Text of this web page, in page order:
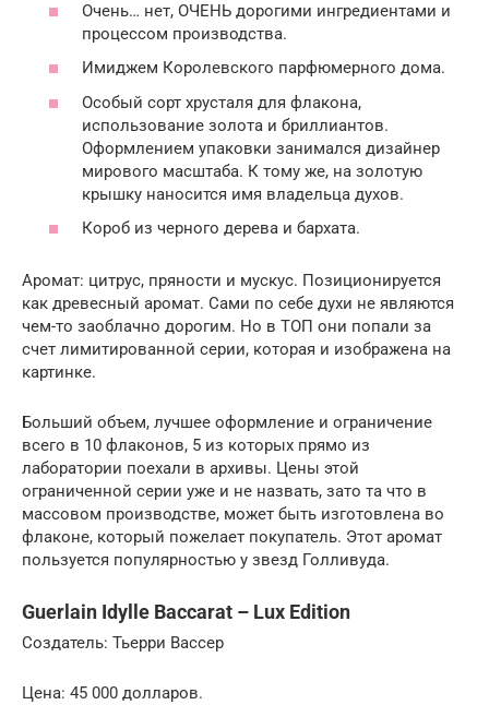
Очень… нет, ОЧЕНЬ дорогими ингредиентами и
процессом производства.
Имиджем Королевского парфюмерного дома.
Особый сорт хрусталя для флакона,
использование золота и бриллиантов.
Оформлением упаковки занимался дизайнер
мирового масштаба. К тому же, на золотую
крышку наносится имя владельца духов.
Короб из черного дерева и бархата.
Аромат: цитрус, пряности и мускус. Позиционируется
как древесный аромат. Сами по себе духи не являются
чем-то заоблачно дорогим. Но в ТОП они попали за
счет лимитированной серии, которая и изображена на
картинке.
Больший объем, лучшее оформление и ограничение
всего в 10 флаконов, 5 из которых прямо из
лаборатории поехали в архивы. Цены этой
ограниченной серии уже и не назвать, зато та что в
массовом производстве, может быть изготовлена во
флаконе, который пожелает покупатель. Этот аромат
пользуется популярностью у звезд Голливуда.
Guerlain Idylle Baccarat – Lux Edition
Создатель: Тьерри Вассер
Цена: 45 000 долларов.